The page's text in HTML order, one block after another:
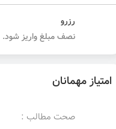
رزرو
نصف مبلغ واریز شود.
امتیاز مهمانان
صحت مطالب :